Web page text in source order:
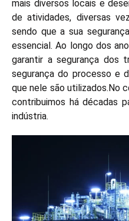
mais diversos locais e
de atividades, diversas
sendo que a sua
essencial. Ao longo dos
garantir a segurança dos
segurança do processo e
que nele são utilizados.No
contribuimos há décadas
indústria.